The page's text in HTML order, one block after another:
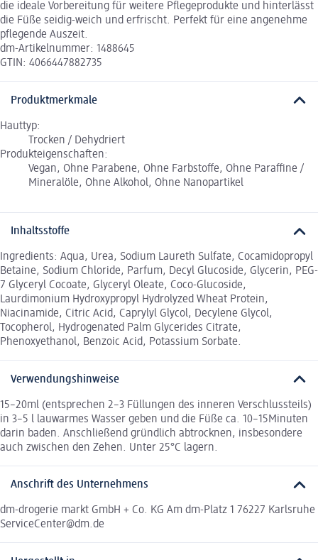
die ideale Vorbereitung für weitere Pflegeprodukte und hinterlässt
die Füße seidig-weich und erfrischt. Perfekt für eine angenehme
pflegende Auszeit.
dm-Artikelnummer: 1488645
GTIN: 4066447882735
Produktmerkmale
Hauttyp:
Trocken / Dehydriert
Produkteigenschaften:
Vegan, Ohne Parabene, Ohne Farbstoffe, Ohne Paraffine /
Mineralöle, Ohne Alkohol, Ohne Nanopartikel
Inhaltsstoffe
Ingredients: Aqua, Urea, Sodium Laureth Sulfate, Cocamidopropyl
Betaine, Sodium Chloride, Parfum, Decyl Glucoside, Glycerin, PEG-
7 Glyceryl Cocoate, Glyceryl Oleate, Coco-Glucoside,
Laurdimonium Hydroxypropyl Hydrolyzed Wheat Protein,
Niacinamide, Citric Acid, Caprylyl Glycol, Decylene Glycol,
Tocopherol, Hydrogenated Palm Glycerides Citrate,
Phenoxyethanol, Benzoic Acid, Potassium Sorbate.
Verwendungshinweise
15–20ml (entsprechen 2–3 Füllungen des inneren Verschlussteils)
in 3–5 l lauwarmes Wasser geben und die Füße ca. 10–15Minuten
darin baden. Anschließend gründlich abtrocknen, insbesondere
auch zwischen den Zehen. Unter 25°C lagern.
Anschrift des Unternehmens
dm-drogerie markt GmbH + Co. KG Am dm-Platz 1 76227 Karlsruhe
ServiceCenter@dm.de